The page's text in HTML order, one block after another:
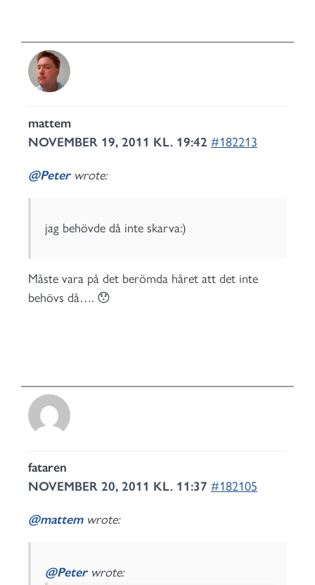
mattem
NOVEMBER 19, 2011 KL. 19:42 #182213
@Peterwrote:
jag behövde då inte skarva:)
Måste vara på det berömda håret att det inte
behövs då…. 😯
fataren
NOVEMBER 20, 2011 KL. 11:37 #182105
@mattemwrote:
@Peterwrote: